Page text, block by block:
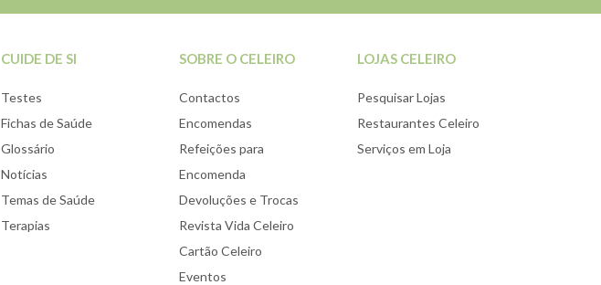
CUIDE DE SI
Testes
Fichas de Saúde
Glossário
Notícias
Temas de Saúde
Terapias
SOBRE O CELEIRO
Contactos
Encomendas
Refeições para
Encomenda
Devoluções e Trocas
Revista Vida Celeiro
Cartão Celeiro
Eventos
LOJAS CELEIRO
Pesquisar Lojas
Restaurantes Celeiro
Serviços em Loja